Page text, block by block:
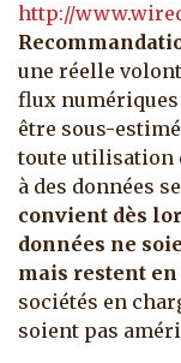
http://
une réelle
flux
être sous-
toute utilisation
à des données
convient dès
données ne
mais restent en
sociétés en
soient pas